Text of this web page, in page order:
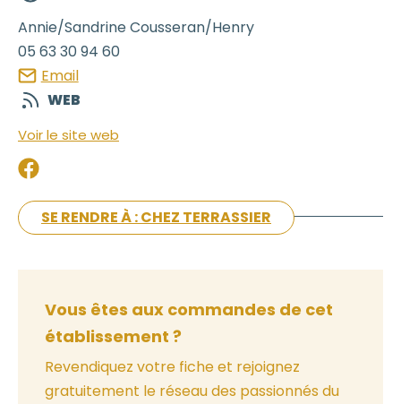
Annie/SandrineCousseran/Henry
05 63 30 94 60
Email
WEB
Voir le site web
SE RENDRE À : CHEZ TERRASSIER
Vous êtes aux commandes de cet
établissement ?
Revendiquez votre fiche et rejoignez
gratuitement le réseau des passionnés du